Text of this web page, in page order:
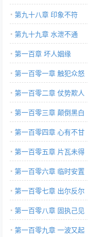
第九十八章 印象不符
第九十九章 水泄不通
第一百章 坏人姻缘
第一百零一章 触犯众怒
第一百零二章 仗势欺人
第一百零三章 颠倒黑白
第一百零四章 心有不甘
第一百零五章 片瓦未得
第一百零六章 临时安置
第一百零七章 出尔反尔
第一百零八章 固执己见
第一百零九章 一波又起